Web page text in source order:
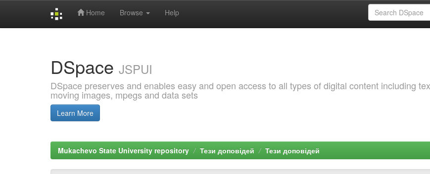
Home Browse Help
DSpace JSPUI
DSpace preserves and enables easy and open access to all types of digital content including
moving images, mpegs and data sets
Learn More
Mukachevo State University repository Тези доповідей Тези доповідей